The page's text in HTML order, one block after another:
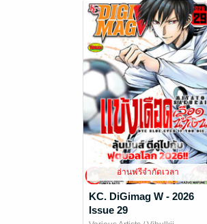
อ่านฟรีจำกัดเวลา
KC. DiGimag W - 2026
Issue 29